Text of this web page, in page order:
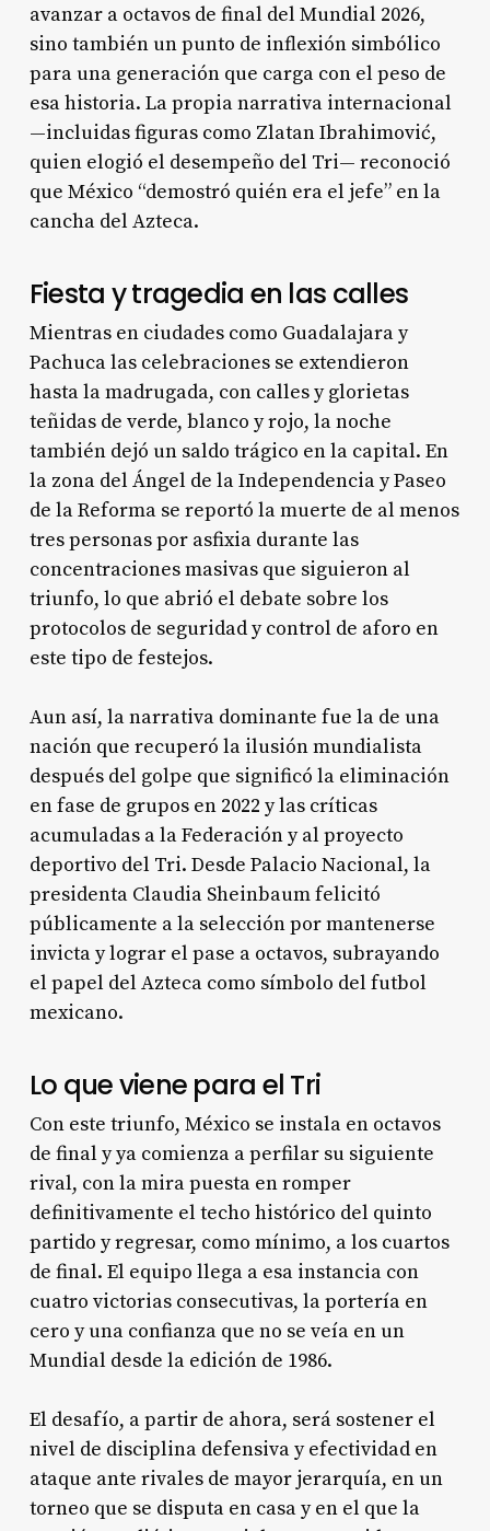
avanzar a octavos de final del Mundial 2026,
sino también un punto de inflexión simbólico
para una generación que carga con el peso de
esa historia. La propia narrativa internacional
—incluidas figuras como Zlatan Ibrahimović,
quien elogió el desempeño del Tri— reconoció
que México “demostró quién era el jefe” en la
cancha del Azteca.
Fiesta y tragedia en las calles
Mientras en ciudades como Guadalajara y
Pachuca las celebraciones se extendieron
hasta la madrugada, con calles y glorietas
teñidas de verde, blanco y rojo, la noche
también dejó un saldo trágico en la capital. En
la zona del Ángel de la Independencia y Paseo
de la Reforma se reportó la muerte de al menos
tres personas por asfixia durante las
concentraciones masivas que siguieron al
triunfo, lo que abrió el debate sobre los
protocolos de seguridad y control de aforo en
este tipo de festejos.
Aun así, la narrativa dominante fue la de una
nación que recuperó la ilusión mundialista
después del golpe que significó la eliminación
en fase de grupos en 2022 y las críticas
acumuladas a la Federación y al proyecto
deportivo del Tri. Desde Palacio Nacional, la
presidenta Claudia Sheinbaum felicitó
públicamente a la selección por mantenerse
invicta y lograr el pase a octavos, subrayando
el papel del Azteca como símbolo del futbol
mexicano.
Lo que viene para el Tri
Con este triunfo, México se instala en octavos
de final y ya comienza a perfilar su siguiente
rival, con la mira puesta en romper
definitivamente el techo histórico del quinto
partido y regresar, como mínimo, a los cuartos
de final. El equipo llega a esa instancia con
cuatro victorias consecutivas, la portería en
cero y una confianza que no se veía en un
Mundial desde la edición de 1986.
El desafío, a partir de ahora, será sostener el
nivel de disciplina defensiva y efectividad en
ataque ante rivales de mayor jerarquía, en un
torneo que se disputa en casa y en el que la